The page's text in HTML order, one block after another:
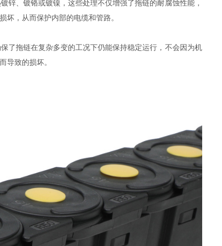
、镀铬或镀镍，这些处理不仅增强了拖链的耐腐蚀性能，
，从而保护内部的电缆和管路。
了拖链在复杂多变的工况下仍能保持稳定运行，不会因为机
导致的损坏。